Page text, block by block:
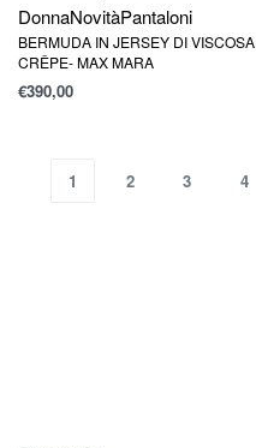
DonnaNovitàPantaloni
BERMUDA IN JERSEY DI VISCOSA
CRÊPE- MAX MARA
€390,00
1 2 3 4